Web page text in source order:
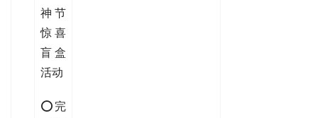
神节
惊喜
盲盒
活动
⭕完